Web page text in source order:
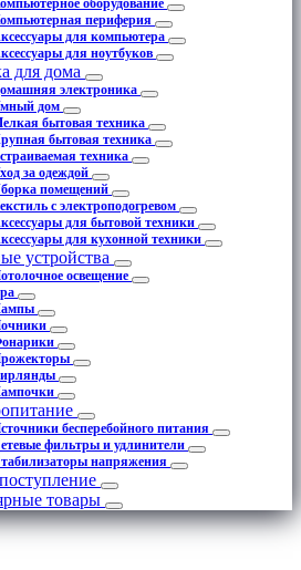
оборудование
периферия
для компьютера
для ноутбуков
для дома
электроника
дом
бытовая техника
бытовая техника
техника
за одеждой
помещений
с электроподогревом
для бытовой техники
для кухонной техники
устройства
освещение
бесперебойного питания
фильтры и удлинители
напряжения
товары